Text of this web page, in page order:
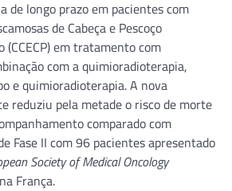
de longo prazo em pacientes com
de Cabeça e Pescoço
(CCECP) em tratamento com
com a quimioradioterapia,
e quimioradioterapia. A nova
reduziu pela metade o risco de morte
comparado com
Fase II com 96 pacientes apresentado
Society of Medical Oncology
França.